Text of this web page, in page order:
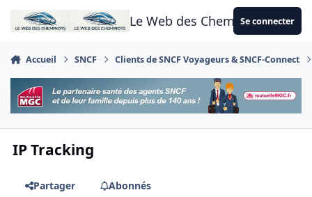
Aller au contenu
Le Web des CheminotsSe connecter
Accueil SNCF Clients de SNCF Voyageurs & SNCF-Connect
IP Tracking
Partager
Abonnés